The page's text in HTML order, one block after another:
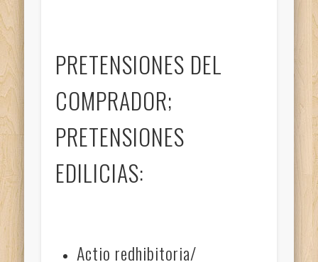
PRETENSIONES DEL
COMPRADOR;
PRETENSIONES
EDILICIAS:
Actio redhibitoria/